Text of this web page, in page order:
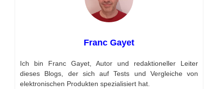
Franc Gayet
Ich bin Franc Gayet, Autor und redaktioneller Leiter
dieses Blogs, der sich auf Tests und Vergleiche von
elektronischen Produkten spezialisiert hat.